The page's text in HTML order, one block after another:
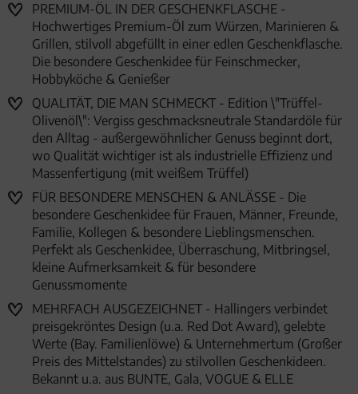
PREMIUM-ÖL IN DER GESCHENKFLASCHE -
Hochwertiges Premium-Öl zum Würzen, Marinieren &
Grillen, stilvoll abgefüllt in einer edlen Geschenkflasche.
Die besondere Geschenkidee für Feinschmecker,
Hobbyköche & Genießer
QUALITÄT, DIE MAN SCHMECKT - Edition \"Trüffel-
Olivenöl\": Vergiss geschmacksneutrale Standardöle für
den Alltag - außergewöhnlicher Genuss beginnt dort,
wo Qualität wichtiger ist als industrielle Effizienz und
Massenfertigung (mit weißem Trüffel)
FÜR BESONDERE MENSCHEN & ANLÄSSE - Die
besondere Geschenkidee für Frauen, Männer, Freunde,
Familie, Kollegen & besondere Lieblingsmenschen.
Perfekt als Geschenkidee, Überraschung, Mitbringsel,
kleine Aufmerksamkeit & für besondere
Genussmomente
MEHRFACH AUSGEZEICHNET - Hallingers verbindet
preisgekröntes Design (u.a. Red Dot Award), gelebte
Werte (Bay. Familienlöwe) & Unternehmertum (Großer
Preis des Mittelstandes) zu stilvollen Geschenkideen.
Bekannt u.a. aus BUNTE, Gala, VOGUE & ELLE